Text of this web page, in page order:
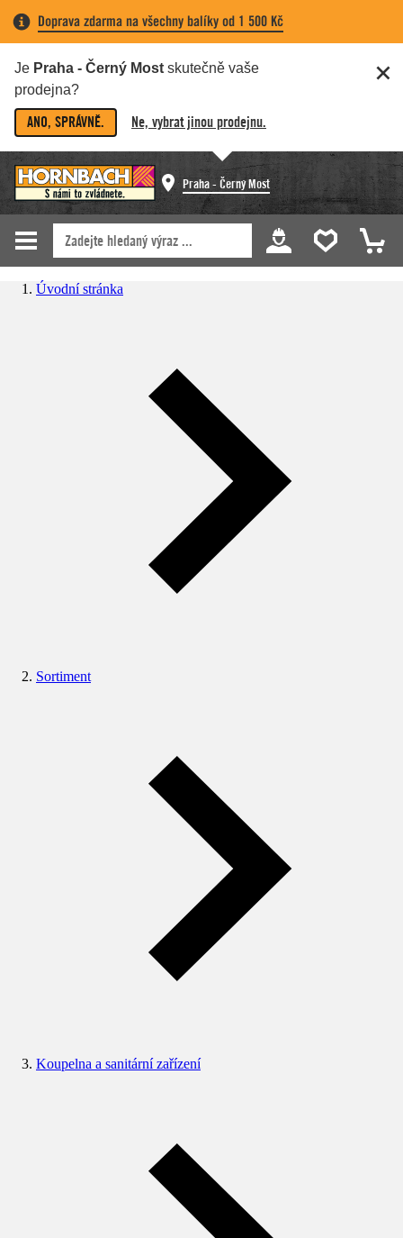
Doprava zdarma na všechny balíky od 1 500 Kč
Je Praha - Černý Most skutečně vaše
prodejna?
ANO, SPRÁVNĚ. Ne, vybrat jinou prodejnu.
Praha - Černý Most
Úvodní stránka
Sortiment
Koupelna a sanitární zařízení